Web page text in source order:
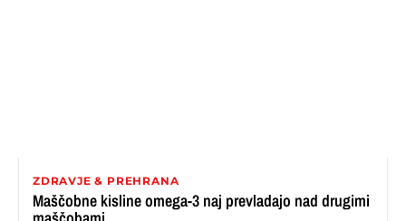
ZDRAVJE & PREHRANA
Maščobne kisline omega-3 naj prevladajo nad drugimi